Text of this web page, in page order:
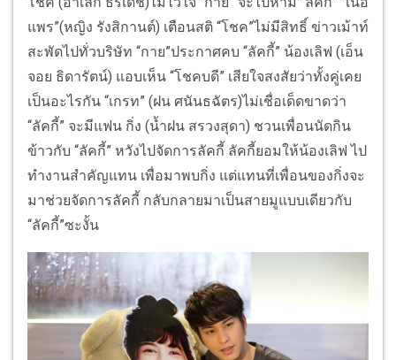
แพร”(หญิง รังสิกานต์) เตือนสติ “โชค”ไม่มีสิทธิ์ ข่าวเม้าท์
สะพัดไปทั่วบริษัท “กาย”ประกาศคบ “ลัคกี้” น้องเลิฟ (เอ็น
จอย ธิดารัตน์) แอบเห็น “โชคบดี” เสียใจสงสัยว่าทั้งคู่เคย
เป็นอะไรกัน “เกรท” (ฝน ศนันธฉัตร)ไม่เชื่อเด็ดขาดว่า
“ลัคกี้” จะมีแฟน กิ่ง (น้ำฝน สรวงสุดา) ชวนเพื่อนนัดกิน
ข้าวกับ “ลัคกี้” หวังไปจัดการลัคกี้ ลัคกี้ยอมให้น้องเลิฟ ไป
ทำงานสำคัญแทน เพื่อมาพบกิ่ง แต่แทนที่เพื่อนของกิ่งจะ
มาช่วยจัดการลัคกี้ กลับกลายมาเป็นสายมูแบบเดียวกับ
“ลัคกี้”ซะงั้น